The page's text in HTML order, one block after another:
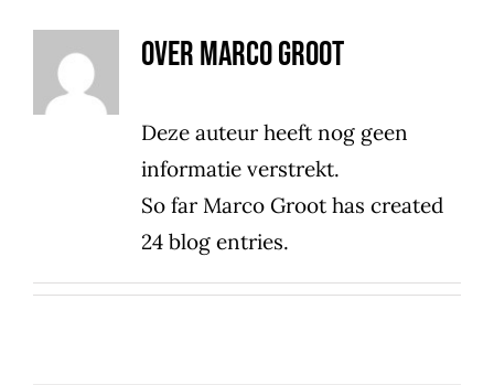
OverMarco Groot
Deze auteur heeft nog geen
informatie verstrekt.
So far Marco Groot has created
24 blog entries.